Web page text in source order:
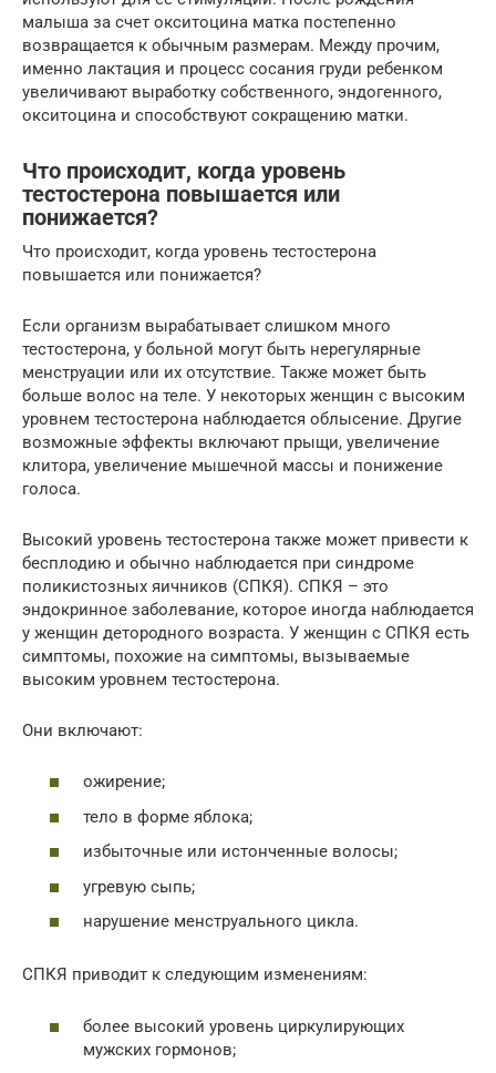
малыша за счет окситоцина матка постепенно
возвращается к обычным размерам. Между прочим,
именно лактация и процесс сосания груди ребенком
увеличивают выработку собственного, эндогенного,
окситоцина и способствуют сокращению матки.
Что происходит, когда уровень
тестостерона повышается или
понижается?
Что происходит, когда уровень тестостерона
повышается или понижается?
Если организм вырабатывает слишком много
тестостерона, у больной могут быть нерегулярные
менструации или их отсутствие. Также может быть
больше волос на теле. У некоторых женщин с высоким
уровнем тестостерона наблюдается облысение. Другие
возможные эффекты включают прыщи, увеличение
клитора, увеличение мышечной массы и понижение
голоса.
Высокий уровень тестостерона также может привести к
бесплодию и обычно наблюдается при синдроме
поликистозных яичников (СПКЯ). СПКЯ – это
эндокринное заболевание, которое иногда наблюдается
у женщин детородного возраста. У женщин с СПКЯ есть
симптомы, похожие на симптомы, вызываемые
высоким уровнем тестостерона.
Они включают:
ожирение;
тело в форме яблока;
избыточные или истонченные волосы;
угревую сыпь;
нарушение менструального цикла.
СПКЯ приводит к следующим изменениям:
более высокий уровень циркулирующих
мужских гормонов;